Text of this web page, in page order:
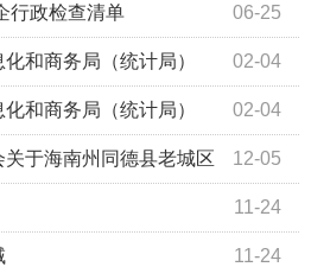
06-25
行政检查清单
02-04
和商务局（统计局）
02-04
和商务局（统计局）
12-05
于海南州同德县老城区
性研究报告的批复 11-24
11-24